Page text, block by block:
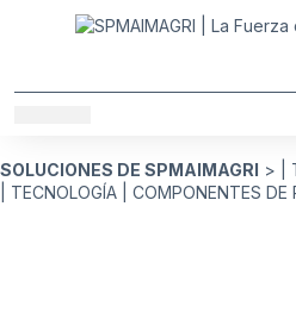
SOLUCIONES DE SPMAIMAGRI > |
TECNOLOGÍA COMPONENTES DE